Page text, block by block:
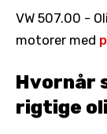
VW 507.00 -
motorer med
Hvornår
rigtige